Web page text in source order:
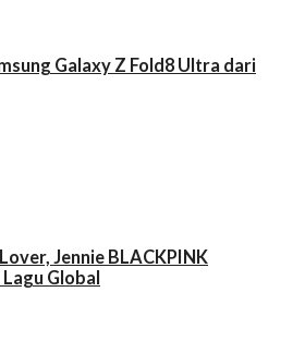
Galaxy Z Fold8 Ultra dari
Jennie BLACKPINK
Global